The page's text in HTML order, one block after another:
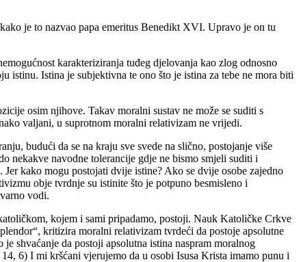
je to nazvao papa emeritus Benedikt XVI. Upravo je on tu
karakteriziranja tuđeg djelovanja kao zlog odnosno
istinu. Istina je subjektivna te ono što je istina za tebe ne mora biti
osim njihove. Takav moralni sustav ne može se suditi s
valjani, u suprotnom moralni relativizam ne vrijedi.
budući da se na kraju sve svede na slično, postojanje više
nekakve navodne tolerancije gdje ne bismo smjeli suditi i
kako mogu postojati dvije istine? Ako se dvije osobe zajedno
obje tvrdnje su istinite što je potpuno besmisleno i
vodi.
kojem i sami pripadamo, postoji. Nauk Katoličke Crkve
kritizira moralni relativizam tvrdeći da postoje apsolutne
shvaćanje da postoji apsolutna istina naspram moralnog
6) I mi kršćani vjerujemo da u osobi Isusa Krista imamo punu i